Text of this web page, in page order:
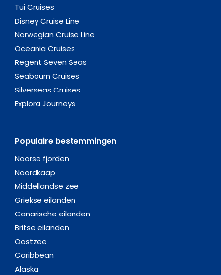
Tui Cruises
Disney Cruise Line
Norwegian Cruise Line
Oceania Cruises
Regent Seven Seas
Seabourn Cruises
Silverseas Cruises
Explora Journeys
Populaire bestemmingen
Noorse fjorden
Noordkaap
Middellandse zee
Griekse eilanden
Canarische eilanden
Britse eilanden
Oostzee
Caribbean
Alaska